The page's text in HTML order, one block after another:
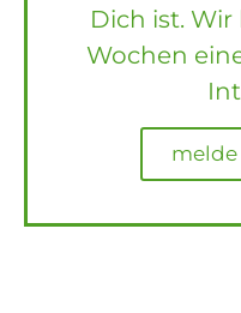
Dich ist.
Wochen
melde